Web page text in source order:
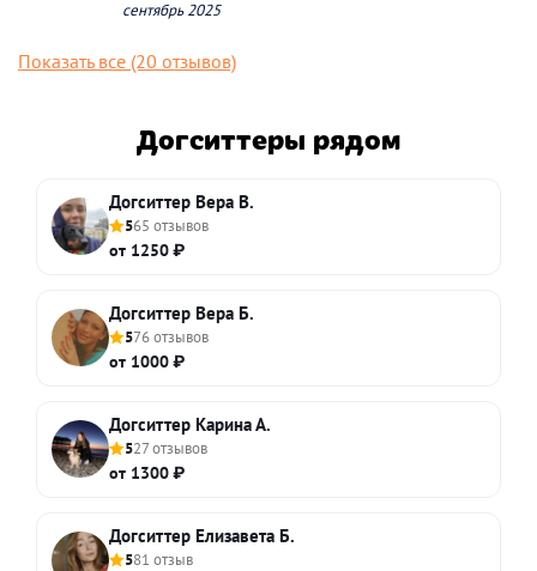
сентябрь 2025
Показать все (20 отзывов)
Догситтеры рядом
Догситтер Вера В.
565 отзывов
от 1250 ₽
Догситтер Вера Б.
576 отзывов
от 1000 ₽
Догситтер Карина А.
527 отзывов
от 1300 ₽
Догситтер Елизавета Б.
581 отзыв